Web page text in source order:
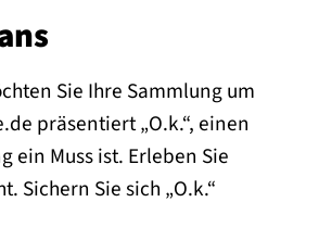
Sie Ihre Sammlung um
präsentiert „O.k.“, einen
Muss ist. Erleben Sie
Sichern Sie sich „O.k.“